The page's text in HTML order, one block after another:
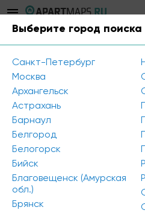
Контакты
+7 812 504-89-56
info@apartmaps.ru
Обратная
Выберите город поиска
Санкт-Петербург
Москва
Архангельск
Астрахань
Барнаул
Белгород
Белогорск
Бийск
Благовещенск (Амурская
обл.)
Брянск